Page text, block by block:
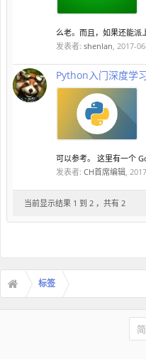
么老。而且，如果还能派
发表者: shenlan, 2017-
Python入门深度学
可以参考。 这里有一个
发表者: CH首席编辑,
当前显示结果 1 到 2 ，共有 2
标签